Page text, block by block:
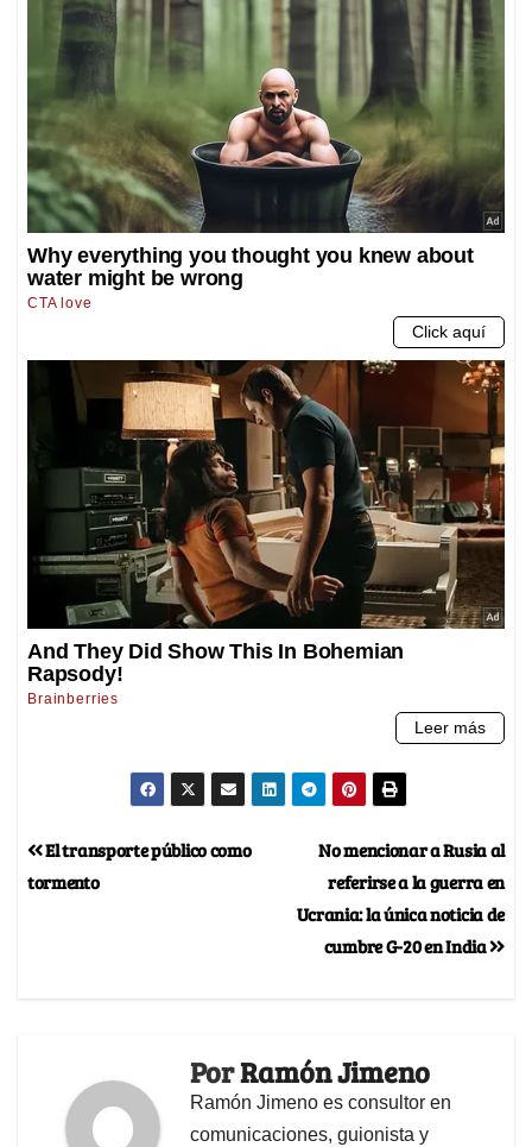
No mencionar a Rusia al
referirse a la guerra en
Ucrania: la única noticia de
cumbre G-20 en India
El transporte público como
tormento
PorRamón Jimeno
Ramón Jimeno es consultor en
comunicaciones, guionista y